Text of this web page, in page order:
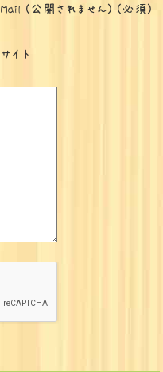
Mail (公開されません) (必須)
サイト